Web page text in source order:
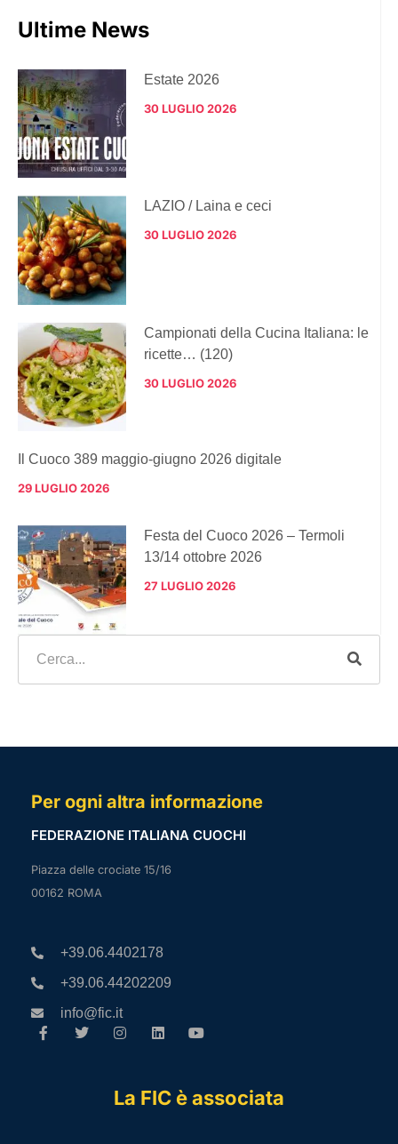
Ultime News
Estate 2026
30 LUGLIO 2026
LAZIO / Laina e ceci
30 LUGLIO 2026
Campionati della Cucina Italiana: le
ricette… (120)
30 LUGLIO 2026
Il Cuoco 389 maggio-giugno 2026 digitale
29 LUGLIO 2026
Festa del Cuoco 2026 – Termoli
13/14 ottobre 2026
27 LUGLIO 2026
Per ogni altra informazione
FEDERAZIONE ITALIANA CUOCHI
Piazza delle crociate 15/16
00162 ROMA
+39.06.4402178
+39.06.44202209
info@fic.it
La FIC è associata